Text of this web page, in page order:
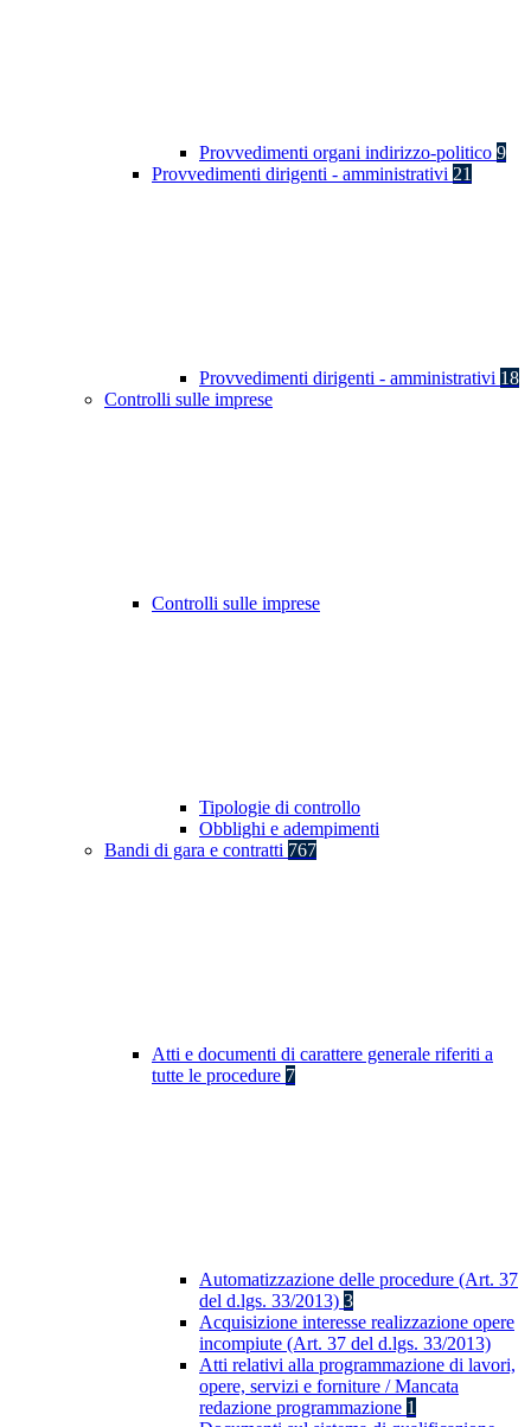
Provvedimenti organi indirizzo-politico 9
Provvedimenti dirigenti - amministrativi 21
Provvedimenti dirigenti - amministrativi 18
Controlli sulle imprese
Controlli sulle imprese
Tipologie di controllo
Obblighi e adempimenti
Bandi di gara e contratti 767
Atti e documenti di carattere generale riferiti a
tutte le procedure 7
Automatizzazione delle procedure (Art. 37
del d.lgs. 33/2013) 3
Acquisizione interesse realizzazione opere
incompiute (Art. 37 del d.lgs. 33/2013)
Atti relativi alla programmazione di lavori,
opere, servizi e forniture / Mancata
redazione programmazione 1